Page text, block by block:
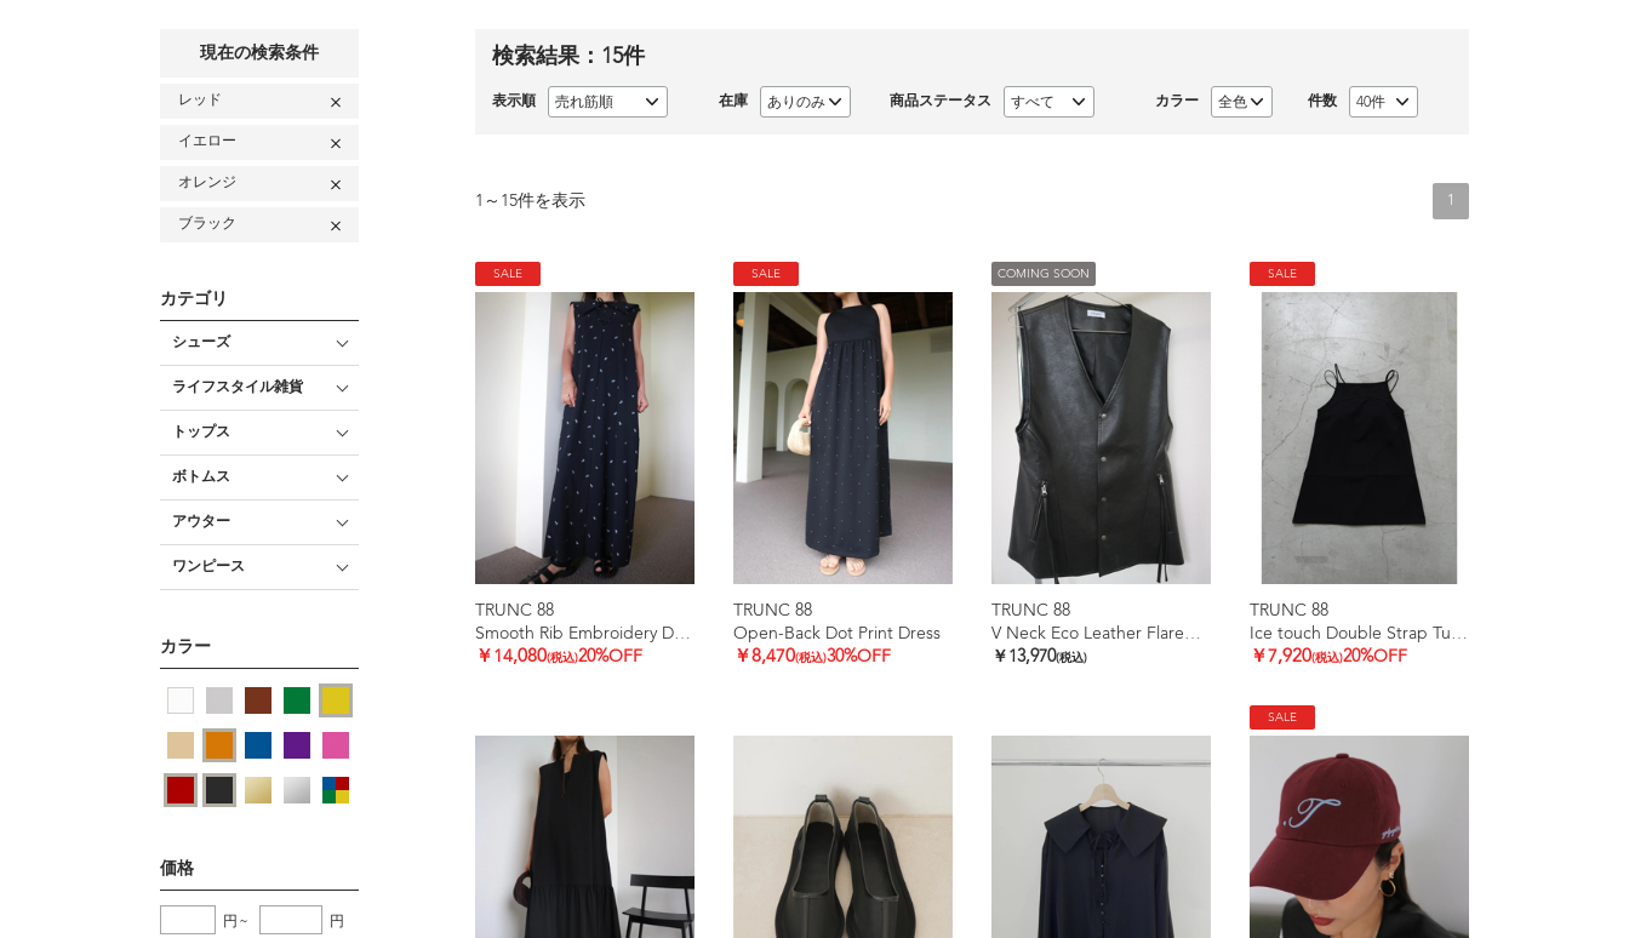
現在の検索条件
レッド
イエロー
オレンジ
ブラック
カテゴリ
シューズ
ライフスタイル雑貨
トップス
ボトムス
アウター
ワンピース
カラー
価格
円 ~ 円
検索結果： 15件
表示順 在庫 商品ステータス カラー 件数
1 ～ 15件を表示 1
SALE
TRUNC 88
Smooth Rib Embroidery Dress
￥14,080(税込)20%OFF
SALE
TRUNC 88
Open-Back Dot Print Dress
￥8,470(税込)30%OFF
COMING SOON
TRUNC 88
V Neck Eco Leather Flared Vest
￥13,970(税込)
SALE
TRUNC 88
Ice touch Double Strap Tunic
￥7,920(税込)20%OFF
SALE